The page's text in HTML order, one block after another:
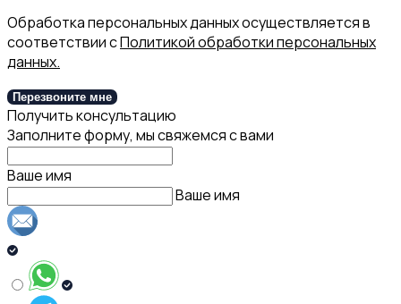
Обработка персональных данных осуществляется в
соответствии сПолитикой обработки персональных
данных.
Перезвоните мне
Получить консультацию
Заполните форму, мы свяжемся с вами
Ваше имя
Ваше имя